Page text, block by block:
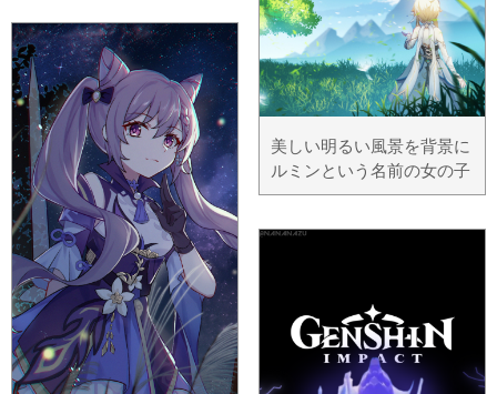
美しい明るい風景を背景に
ルミンという名前の女の子